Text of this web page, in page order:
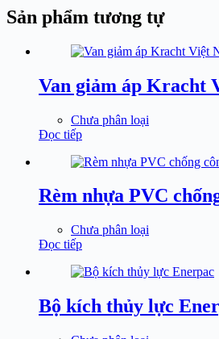
Sản phẩm tương tự
Van giảm áp Kracht
Chưa phân loại
Đọc tiếp
Rèm nhựa PVC
Chưa phân loại
Đọc tiếp
Bộ kích thủy lực